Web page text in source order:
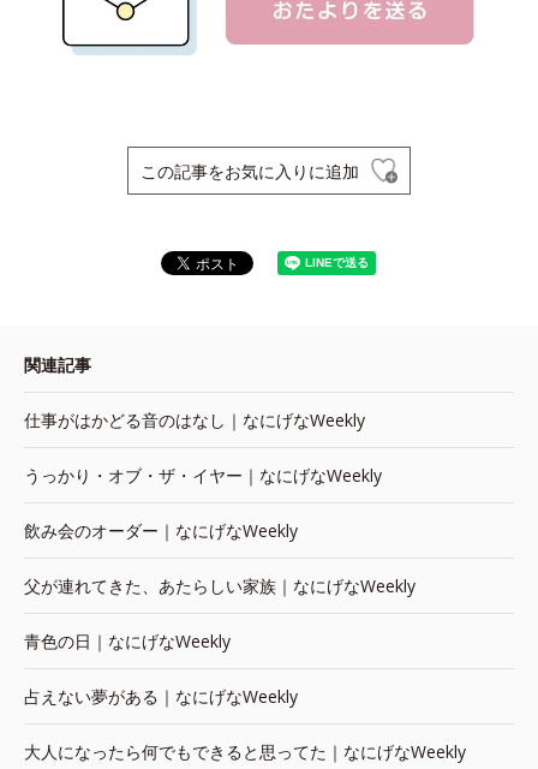
この記事をお気に入りに追加
関連記事
仕事がはかどる音のはなし｜なにげなWeekly
うっかり・オブ・ザ・イヤー｜なにげなWeekly
飲み会のオーダー｜なにげなWeekly
父が連れてきた、あたらしい家族｜なにげなWeekly
青色の日｜なにげなWeekly
占えない夢がある｜なにげなWeekly
大人になったら何でもできると思ってた｜なにげなWeekly